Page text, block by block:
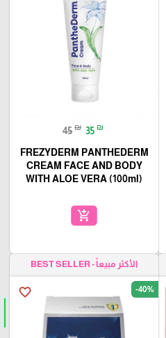
45 ₪ 35 ₪
FREZYDERM PANTHEDERM
CREAM FACE AND BODY
WITH ALOE VERA (100ml)
add_shopping_cart
الأكثر مبيعاً - BEST SELLER
favorite_border -40%